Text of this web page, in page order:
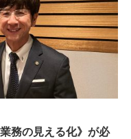
務の見える化》が必